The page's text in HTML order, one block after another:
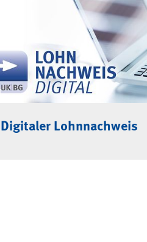
Digitaler Lohnnachweis